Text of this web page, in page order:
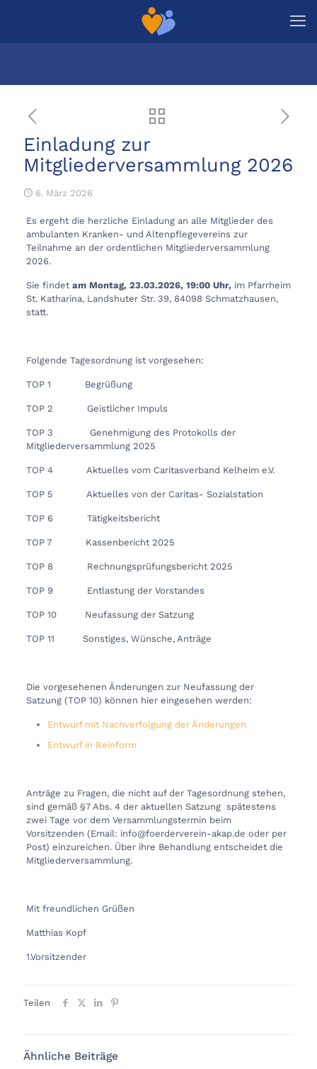
Einladung zur
Mitgliederversammlung 2026
6. März 2026
Es ergeht die herzliche Einladung an alle Mitglieder des
ambulanten Kranken- und Altenpflegevereins zur
Teilnahme an der ordentlichen Mitgliederversammlung
2026.
Sie findet am Montag, 23.03.2026, 19:00 Uhr, im Pfarrheim
St. Katharina, Landshuter Str. 39, 84098 Schmatzhausen,
statt.
Folgende Tagesordnung ist vorgesehen:
TOP 1 Begrüßung
TOP 2 Geistlicher Impuls
TOP 3 Genehmigung des Protokolls der
Mitgliederversammlung 2025
TOP 4 Aktuelles vom Caritasverband Kelheim e.V.
TOP 5 Aktuelles von der Caritas- Sozialstation
TOP 6 Tätigkeitsbericht
TOP 7 Kassenbericht 2025
TOP 8 Rechnungsprüfungsbericht 2025
TOP 9 Entlastung der Vorstandes
TOP 10 Neufassung der Satzung
TOP 11 Sonstiges, Wünsche, Anträge
Die vorgesehenen Änderungen zur Neufassung der
Satzung (TOP 10) können hier eingesehen werden:
Entwurf mit Nachverfolgung der Änderungen
Entwurf in Reinform
Anträge zu Fragen, die nicht auf der Tagesordnung stehen,
sind gemäß §7 Abs. 4 der aktuellen Satzung spätestens
zwei Tage vor dem Versammlungstermin beim
Vorsitzenden (Email: info@foerderverein-akap.de oder per
Post) einzureichen. Über ihre Behandlung entscheidet die
Mitgliederversammlung.
Mit freundlichen Grüßen
Matthias Kopf
1.Vorsitzender
Teilen
Ähnliche Beiträge